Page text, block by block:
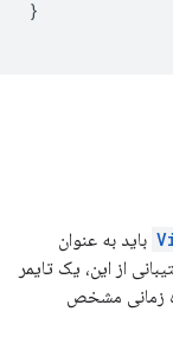
به عنوان
از این، یک تایمر
مشخص